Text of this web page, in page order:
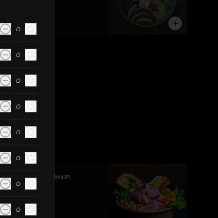
$6.190
Ceviche de Salmon
0
0
0
0
0
0
0
0